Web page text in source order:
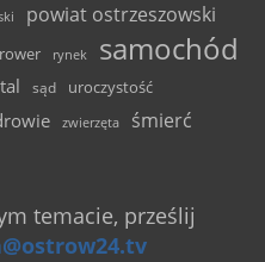
powiat ostrzeszowski
rower rynek samochód
sąd uroczystość
zwierzęta śmierć
temacie, prześlij